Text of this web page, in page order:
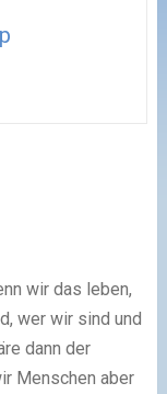
wir das leben,
wer wir sind und
dann der
Menschen aber